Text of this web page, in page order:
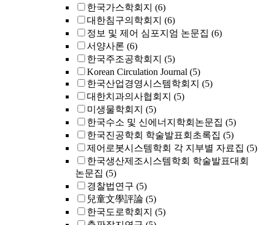
한국가스학회지 (6)
대한침구의학회지 (6)
정보 및 제어 심포지엄 논문집 (6)
서양사론 (6)
한국주조공학회지 (5)
Korean Circulation Journal (5)
한국산업경영시스템학회지 (5)
대한치과의사협회지 (5)
미생물학회지 (5)
한국수소 및 신에너지학회논문집 (5)
한국진공학회 학술발표회초록집 (5)
제어로봇시스템학회 각 지부별 자료집 (5)
한국생산제조시스템학회 학술발표대회
논문집 (5)
경찰법연구 (5)
兒童文學評論 (5)
한국도로학회지 (5)